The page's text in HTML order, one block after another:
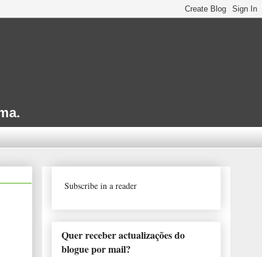
Subscribe in a reader
Quer receber actualizações do
blogue por mail?